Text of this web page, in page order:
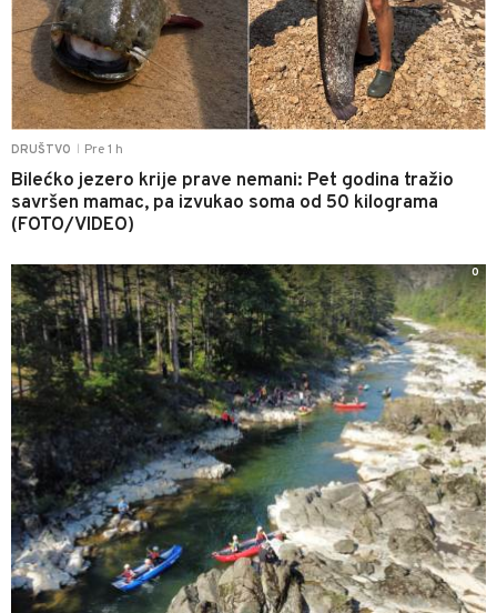
DRUŠTVO Pre 1 h
Bilećko jezero krije prave nemani: Pet godina tražio
savršen mamac, pa izvukao soma od 50 kilograma
(FOTO/VIDEO)
0